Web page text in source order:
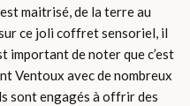
maitrisé, de la terre au
ce joli coffret sensoriel, il
important de noter que c’est
Ventoux avec de nombreux
sont engagés à offrir des